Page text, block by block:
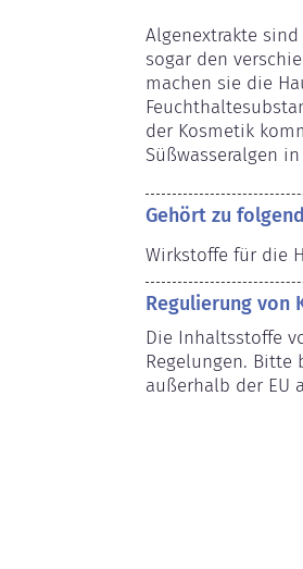
Algenextrakte
sogar den
machen sie die
der Kosmetik
Süßwasseralgen
Gehört zu
Wirkstoffe für die
Regulierung von
Die Inhaltsstoffe
Regelungen. Bitte
außerhalb der EU